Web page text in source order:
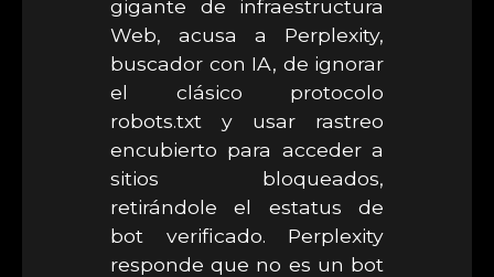
gigante de infraestructura
Web, acusa a Perplexity,
buscador con IA, de ignorar
el clásico protocolo
robots.txt y usar rastreo
encubierto para acceder a
sitios bloqueados,
retirándole el estatus de
bot verificado. Perplexity
responde que no es un bot